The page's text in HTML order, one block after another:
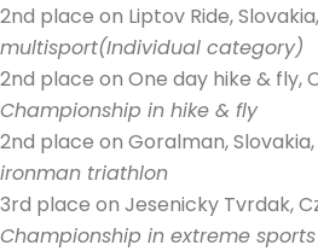
2nd place on Liptov Ride, Slovakia,
multisport(Individual category)
2nd place on One day hike & fly,
Championship in hike & fly
2nd place on Goralman, Slovakia,
ironman triathlon
3rd place on Jesenicky Tvrdak,
Championship in extreme sports